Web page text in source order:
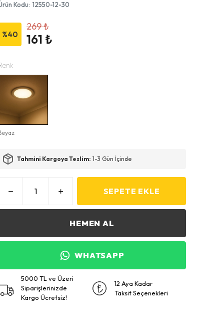
Kodu: 12550-12-30
%40
269 ₺
161 ₺
Tahmini Kargoya Teslim: 1-3 Gün İçinde
SEPETE EKLE
HEMEN AL
WHATSAPP
5000 TL ve Üzeri
Siparişlerinizde
Kargo Ücretsiz!
12 Aya Kadar
Taksit Seçenekleri